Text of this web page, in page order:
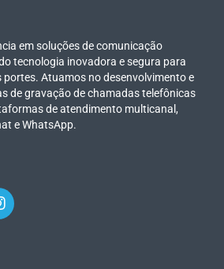
em soluções de comunicação
tecnologia inovadora e segura para
portes. Atuamos no desenvolvimento e
de gravação de chamadas telefônicas
de atendimento multicanal,
e WhatsApp.